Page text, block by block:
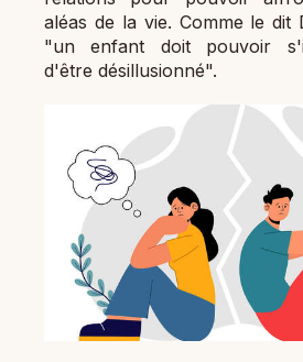
aléas de la vie. Comme le dit
"un enfant doit pouvoir
d'être désillusionné".